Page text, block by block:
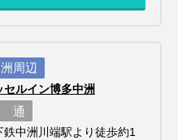
周辺
セルイン博多中洲
通
鉄中洲川端駅より徒歩約1